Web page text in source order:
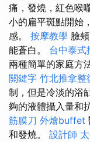
痛，發燒，紅色喉
小的扁平斑點開始
感。 按摩教學 臉
能蒼白。 台中泰式
兩種簡單的家庭方
關鍵字 竹北推拿整
制，但是冷淡的浴
夠的液體攝入量和
筋膜刀 外燴buffet
和發燒。 設計師